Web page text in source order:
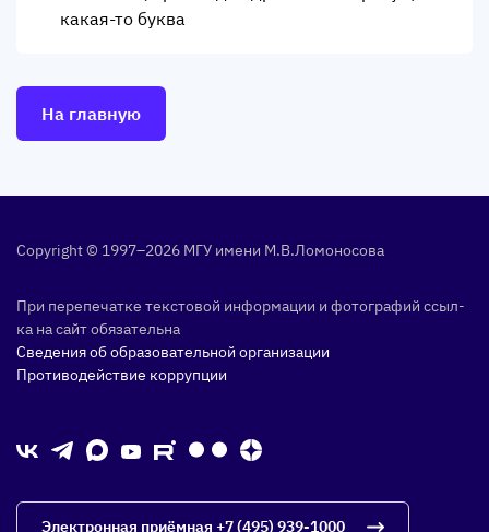
какая-то буква
На главную
Copyright © 1997–2026 МГУ име­ни М.В.Ло­моно­сова
При пе­репе­чат­ке тек­сто­вой ин­форма­ции и фо­тог­ра­фий ссыл­
ка на сайт обя­затель­на
Сведения об образовательной организации
Противодействие коррупции
Электронная приёмная +7 (495) 939-1000